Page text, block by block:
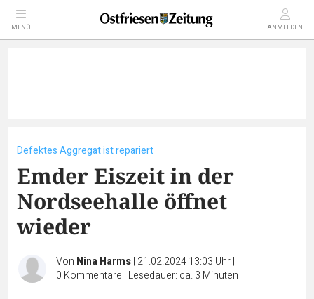
MENÜ ANMELDEN
Defektes Aggregat ist repariert
Emder Eiszeit in der
Nordseehalle öffnet
wieder
Von Nina Harms| 21.02.2024 13:03 Uhr|
0 Kommentare | Lesedauer: ca. 3 Minuten